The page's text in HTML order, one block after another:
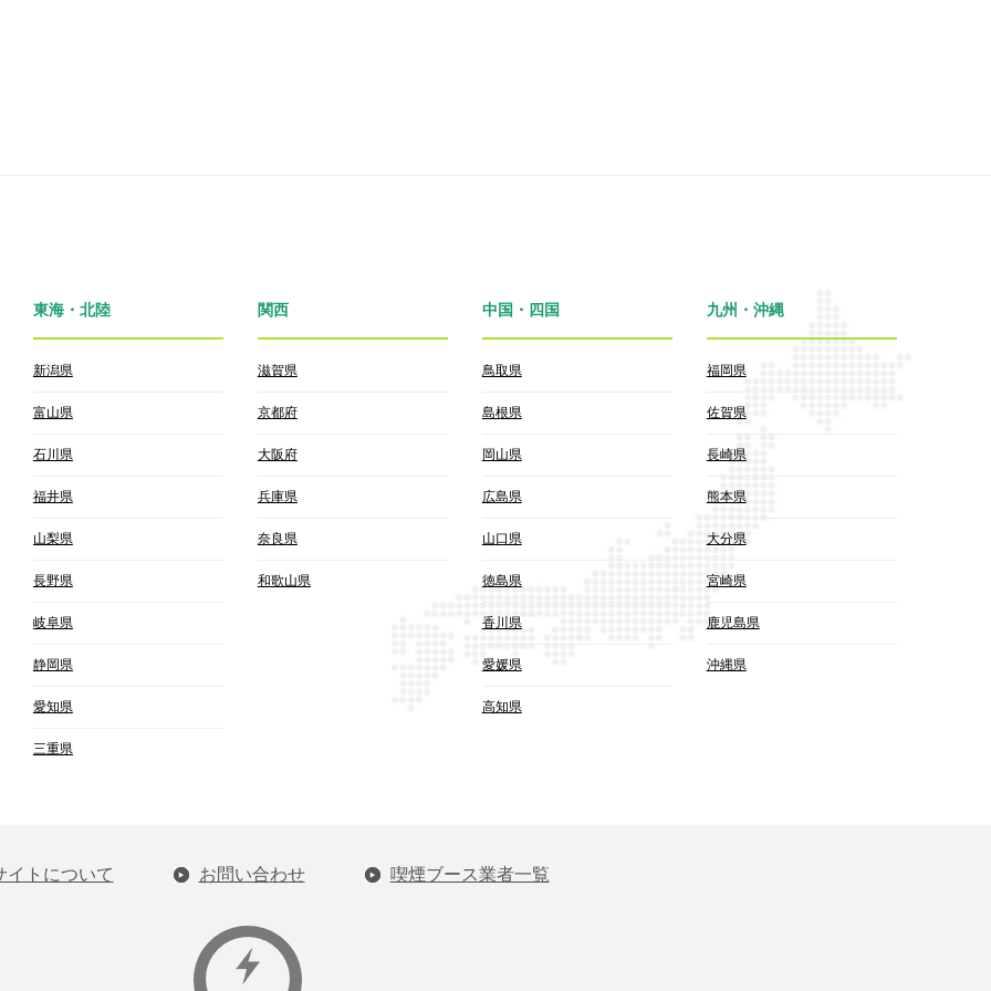
東海・北陸
新潟県
富山県
石川県
福井県
山梨県
長野県
岐阜県
静岡県
愛知県
三重県
関西
滋賀県
京都府
大阪府
兵庫県
奈良県
和歌山県
中国・四国
鳥取県
島根県
岡山県
広島県
山口県
徳島県
香川県
愛媛県
高知県
九州・沖縄
福岡県
佐賀県
長崎県
熊本県
大分県
宮崎県
鹿児島県
沖縄県
イトについて お問い合わせ 喫煙ブース業者一覧